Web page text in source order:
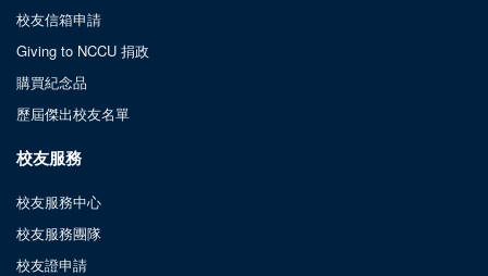
校友信箱申請
Giving to NCCU 捐政
購買紀念品
歷屆傑出校友名單
校友服務
校友服務中心
校友服務團隊
校友證申請